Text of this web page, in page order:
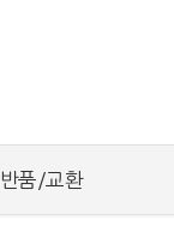
반품/교환